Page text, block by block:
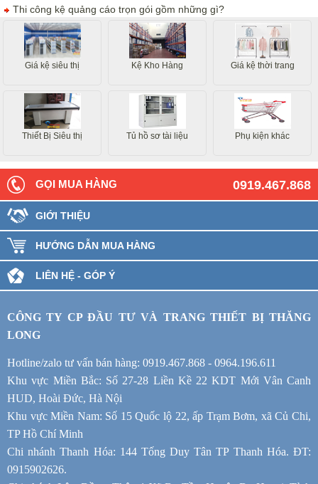
Thi công kệ quảng cáo trọn gói gồm những gì?
Giá kệ siêu thị Kệ Kho Hàng Giá kệ thời trang
Thiết Bị Siêu thị Tủ hồ sơ tài liệu Phụ kiện khác
0919.467.868
GỌI MUA HÀNG
GIỚI THIỆU
HƯỚNG DẪN MUA HÀNG
LIÊN HỆ - GÓP Ý
CÔNG TY CP ĐẦU TƯ VÀ TRANG THIẾT BỊ THĂNG
LONG
Hotline/zalo tư vấn bán hàng: 0919.467.868 - 0964.196.611
Khu vực Miền Bắc: Số 27-28 Liền Kề 22 KDT Mới Vân Canh
HUD, Hoài Đức, Hà Nội
Khu vực Miền Nam: Số 15 Quốc lộ 22, ấp Trạm Bơm, xã Củ Chi,
TP Hồ Chí Minh
Chi nhánh Thanh Hóa: 144 Tống Duy Tân TP Thanh Hóa. ĐT:
0915902626.